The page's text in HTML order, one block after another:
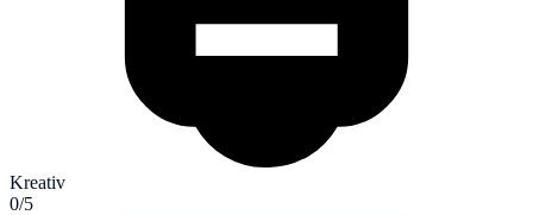
Kreativ
0/5